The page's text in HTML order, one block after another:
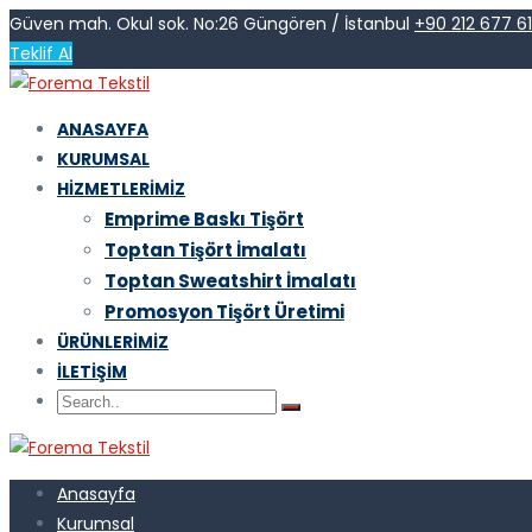
Güven mah. Okul sok. No:26 Güngören / İstanbul +90 212 677
Teklif Al
ANASAYFA
KURUMSAL
HIZMETLERIMIZ
Emprime Baskı Tişört
Toptan Tişört İmalatı
Toptan Sweatshirt İmalatı
Promosyon Tişört Üretimi
ÜRÜNLERIMIZ
İLETIŞIM
Anasayfa
Kurumsal